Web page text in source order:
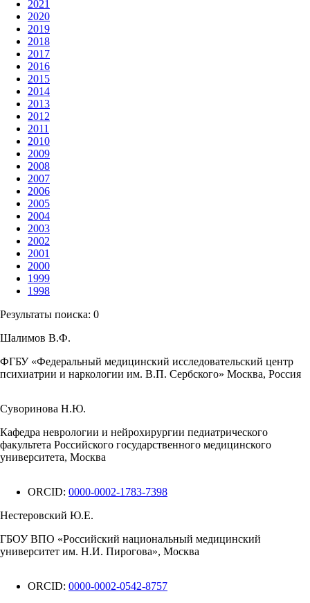
2021
2020
2019
2018
2017
2016
2015
2014
2013
2012
2011
2010
2009
2008
2007
2006
2005
2004
2003
2002
2001
2000
1999
1998
Результаты поиска: 0
Шалимов В.Ф.
ФГБУ «Федеральный медицинский исследовательский центр
психиатрии и наркологии им. В.П. Сербского» Москва, Россия
Суворинова Н.Ю.
Кафедра неврологии и нейрохирургии педиатрического
факультета Российского государственного медицинского
университета, Москва
ORCID: 0000-0002-1783-7398
Нестеровский Ю.Е.
ГБОУ ВПО «Российский национальный медицинский
университет им. Н.И. Пирогова», Москва
ORCID: 0000-0002-0542-8757